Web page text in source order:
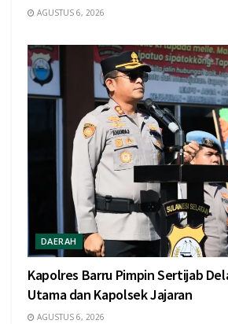
AGUSTUS 6, 2026
DAERAH
Kapolres Barru Pimpin Sertijab
Utama dan Kapolsek Jajaran
AGUSTUS 6, 2026